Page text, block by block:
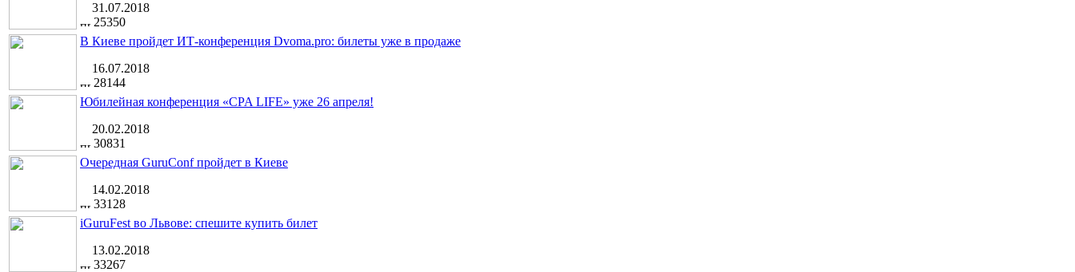
31.07.2018
25350
В Киеве пройдет ИТ-конференция Dvoma.pro: билеты уже в продаже
16.07.2018
28144
Юбилейная конференция «CPA LIFE» уже 26 апреля!
20.02.2018
30831
Очередная GuruConf пройдет в Киеве
14.02.2018
33128
iGuruFest во Львове: спешите купить билет
13.02.2018
33267